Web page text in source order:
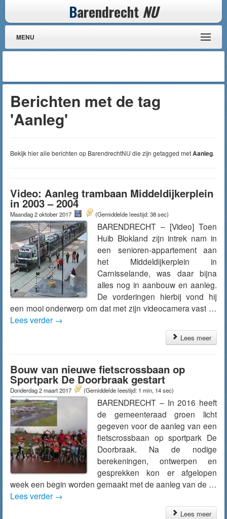
Barendrecht NU
MENU
Berichten met de tag
'Aanleg'
Bekijk hier alle berichten op BarendrechtNU die zijn getagged metAanleg.
Video: Aanleg trambaan Middeldijkerplein
in 2003 – 2004
Maandag 2 oktober 2017 (Gemiddelde leestijd: 38 sec)
BARENDRECHT – [Video] Toen
Huib Blokland zijn intrek nam in
een senioren-appartement aan
het Middeldijkerplein in
Carnisselande, was daar bijna
alles nog in aanbouw en aanleg.
De vorderingen hierbij vond hij
een mooi onderwerp om dat met zijn videocamera vast …
Lees verder →
Lees meer
Bouw van nieuwe fietscrossbaan op
Sportpark De Doorbraak gestart
Donderdag 2 maart 2017 (Gemiddelde leestijd: 1 min, 14 sec)
BARENDRECHT – In 2016 heeft
de gemeenteraad groen licht
gegeven voor de aanleg van een
fietscrossbaan op sportpark De
Doorbraak. Na de nodige
berekeningen, ontwerpen en
gesprekken kon er afgelopen
week een begin worden gemaakt met de aanleg van de …
Lees verder →
Lees meer